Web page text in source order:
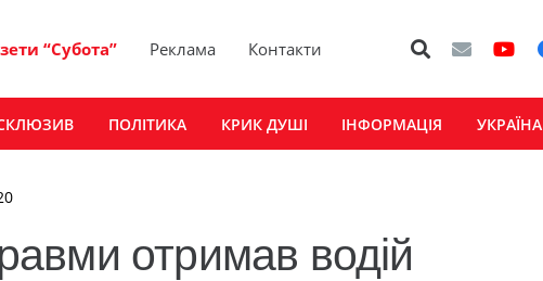
“Субота” Реклама Контакти
ПОЛІТИКА КРИК ДУШІ ІНФОРМАЦІЯ УКРАЇНА
отримав водій